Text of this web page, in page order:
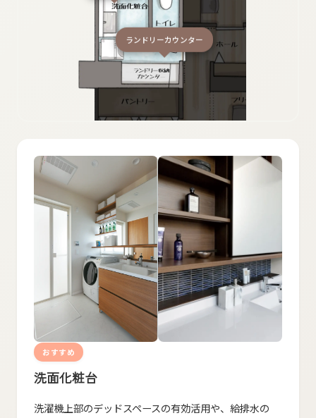
ランドリーカウンター
おすすめ
洗面化粧台
洗濯機上部の​デッドスペースの​有効活用や、​給排水の​